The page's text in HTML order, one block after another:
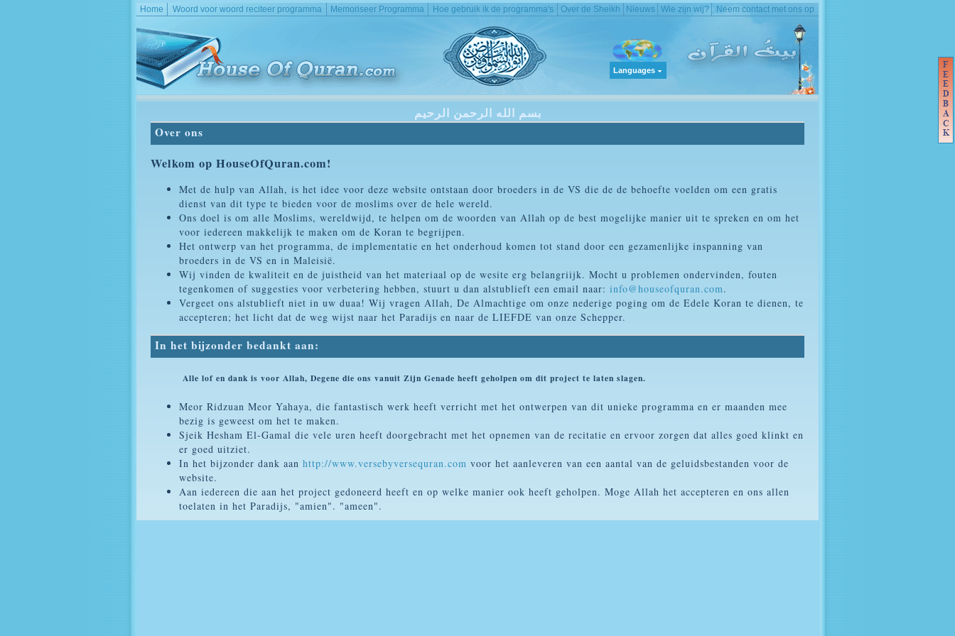
Home Woord voor woord reciteer programma Memoriseer Programma Hoe gebruik ik de programma's Over de Sheikh Nieuws Wie zijn wij? Neem contact met ons op
Languages
بسم الله الرحمن الرحيم
Over ons
Welkom op HouseOfQuran.com!
Met de hulp van Allah, is het idee voor deze website ontstaan door broeders in de VS die de de behoefte voelden om een gratis
dienst van dit type te bieden voor de moslims over de hele wereld.
Ons doel is om alle Moslims, wereldwijd, te helpen om de woorden van Allah op de best mogelijke manier uit te spreken en om het
voor iedereen makkelijk te maken om de Koran te begrijpen.
Het ontwerp van het programma, de implementatie en het onderhoud komen tot stand door een gezamenlijke inspanning van
broeders in de VS en in Maleisië.
Wij vinden de kwaliteit en de juistheid van het materiaal op de wesite erg belangriijk. Mocht u problemen ondervinden, fouten
tegenkomen of suggesties voor verbetering hebben, stuurt u dan alstublieft een email naar: info@houseofquran.com.
Vergeet ons alstublieft niet in uw duaa! Wij vragen Allah, De Almachtige om onze nederige poging om de Edele Koran te dienen, te
accepteren; het licht dat de weg wijst naar het Paradijs en naar de LIEFDE van onze Schepper.
In het bijzonder bedankt aan:
Alle lof en dank is voor Allah, Degene die ons vanuit Zijn Genade heeft geholpen om dit project te laten slagen.
Meor Ridzuan Meor Yahaya, die fantastisch werk heeft verricht met het ontwerpen van dit unieke programma en er maanden mee
bezig is geweest om het te maken.
Sjeik Hesham El-Gamal die vele uren heeft doorgebracht met het opnemen van de recitatie en ervoor zorgen dat alles goed klinkt en
er goed uitziet.
In het bijzonder dank aan http://www.versebyversequran.com voor het aanleveren van een aantal van de geluidsbestanden voor de
website.
Aan iedereen die aan het project gedoneerd heeft en op welke manier ook heeft geholpen. Moge Allah het accepteren en ons allen
toelaten in het Paradijs, "amien". "ameen".